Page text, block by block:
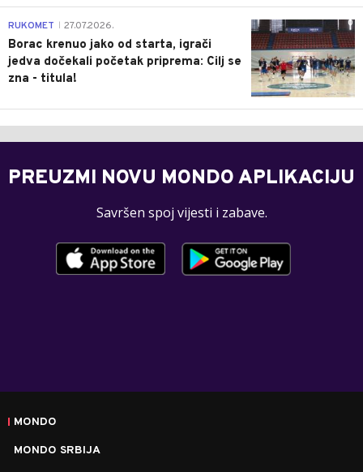
0
RUKOMET 27.07.2026.
Borac krenuo jako od starta, igrači
jedva dočekali početak priprema: Cilj se
zna - titula!
PREUZMI NOVU MONDO APLIKACIJU
Savršen spoj vijesti i zabave.
MONDO
MONDO SRBIJA